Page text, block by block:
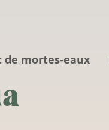
de mortes-eaux